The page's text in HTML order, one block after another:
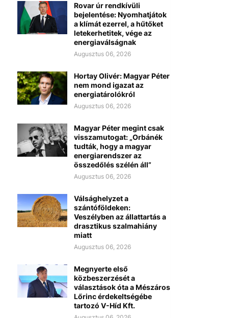
Rovar úr rendkívüli
bejelentése: Nyomhatjátok
a klímát ezerrel, a hűtőket
letekerhetitek, vége az
energiaválságnak
Augusztus 06, 2026
Hortay Olivér: Magyar Péter
nem mond igazat az
energiatárolókról
Augusztus 06, 2026
Magyar Péter megint csak
visszamutogat: „Orbánék
tudták, hogy a magyar
energiarendszer az
összedőlés szélén áll”
Augusztus 06, 2026
Válsághelyzet a
szántóföldeken:
Veszélyben az állattartás a
drasztikus szalmahiány
miatt
Augusztus 06, 2026
Megnyerte első
közbeszerzését a
választások óta a Mészáros
Lőrinc érdekeltségébe
tartozó V-Híd Kft.